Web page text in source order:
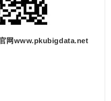
网www.pkubigdata.net